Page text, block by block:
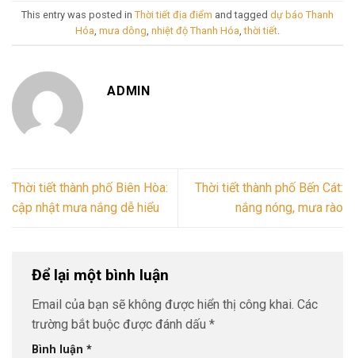
This entry was posted in Thời tiết địa điểm and tagged dự báo Thanh
Hóa mưa dông nhiệt độ Thanh Hóa ,thời tiết
ADMIN
Thời tiết thành phố Biên Hòa:
cập nhật mưa nắng dễ hiểu
Thời tiết thành phố Bến Cát:
nắng nóng, mưa rào
Để lại một bình luận
Email của bạn sẽ không được hiển thị công khai. Các
trường bắt buộc được đánh dấu *
Bình luận *